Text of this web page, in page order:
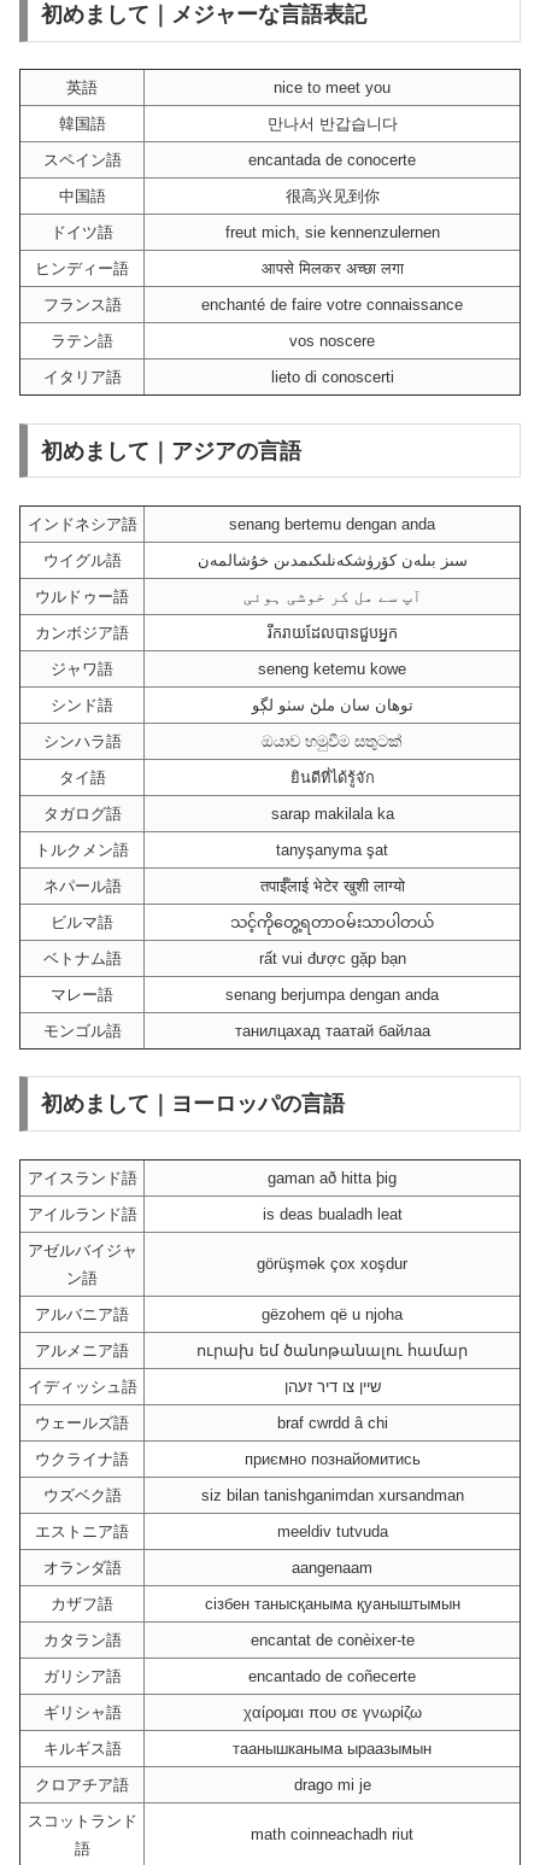
初めまして｜メジャーな言語表記
英語
nice to meet you
韓国語
만나서 반갑습니다
スペイン語
encantada de conocerte
中国語
很高兴见到你
ドイツ語
freut mich, sie kennenzulernen
ヒンディー語
आपसे मिलकर अच्छा लगा
フランス語
enchanté de faire votre connaissance
ラテン語
vos noscere
イタリア語
lieto di conoscerti
初めまして｜アジアの言語
インドネシア語
senang bertemu dengan anda
ウイグル語
سىز بىلەن كۆرۈشكەنلىكىمدىن خۇشالمەن
ウルドゥー語
آپ سے مل کر خوشی ہوئی
カンボジア語
រីករាយ​ដែល​បាន​ជួប​អ្នក
ジャワ語
seneng ketemu kowe
シンド語
توهان سان ملڻ سٺو لڳو
シンハラ語
ඔයාව හමුවීම සතුටක්
タイ語
ยินดีที่ได้รู้จัก
タガログ語
sarap makilala ka
トルクメン語
tanyşanyma şat
ネパール語
तपाईँलाई भेटेर खुशी लाग्यो
ビルマ語
သင့်ကိုတွေ့ရတာဝမ်းသာပါတယ်
ベトナム語
rất vui được gặp bạn
マレー語
senang berjumpa dengan anda
モンゴル語
танилцахад таатай байлаа
初めまして｜ヨーロッパの言語
アイスランド語
gaman að hitta þig
アイルランド語
is deas bualadh leat
アゼルバイジャ
ン語
görüşmək çox xoşdur
アルバニア語
gëzohem që u njoha
アルメニア語
ուրախ եմ ծանոթանալու համար
イディッシュ語
שיין צו דיר זעהן
ウェールズ語
braf cwrdd â chi
ウクライナ語
приємно познайомитись
ウズベク語
siz bilan tanishganimdan xursandman
エストニア語
meeldiv tutvuda
オランダ語
aangenaam
カザフ語
сізбен танысқаныма қуаныштымын
カタラン語
encantat de conèixer-te
ガリシア語
encantado de coñecerte
ギリシャ語
χαίρομαι που σε γνωρίζω
キルギス語
таанышканыма ыраазымын
クロアチア語
drago mi je
スコットランド
語
math coinneachadh riut